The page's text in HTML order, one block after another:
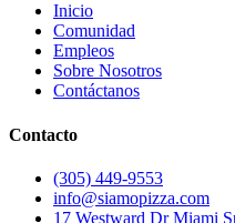
Inicio
Comunidad
Empleos
Sobre Nosotros
Contáctanos
Contacto
(305) 449-9553
info@siamopizza.com
17 Westward Dr Miami